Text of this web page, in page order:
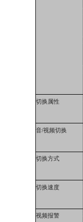
切换属性
音/视频切换
切换方式
切换速度
视频报警